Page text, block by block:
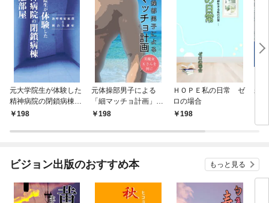
元大学院生が体験した
精神病院の閉鎖病棟隔
離部屋～過呼吸症候群
198
元体操部男子による
「細マッチョ計画」～
美魔女Kさんを例に～
198
ＨＯＰＥ私の日常 ゼ
ロの場合
198
未
ビジョン出版のおすすめ本 もっと見る